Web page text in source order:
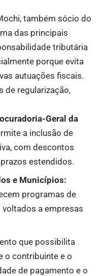
também sócio do
das principais
tributária
porque evita
autuações fiscais.
de regularização,
Geral da
a inclusão de
com descontos
estendidos.
e Municípios:
programas de
a empresas
que possibilita
o contribuinte e o
de pagamento e o